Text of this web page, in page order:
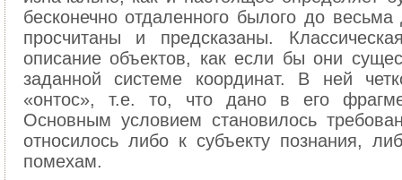
бесконечно отдаленного былого до
просчитаны и предсказаны.
описание объектов, как если бы они
заданной системе координат. В ней
«онтос», т.е. то, что дано в его
Основным условием становилось
относилось либо к субъекту познания,
помехам.